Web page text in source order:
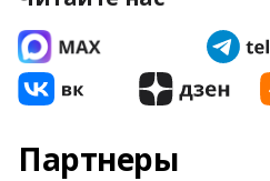
Партнеры